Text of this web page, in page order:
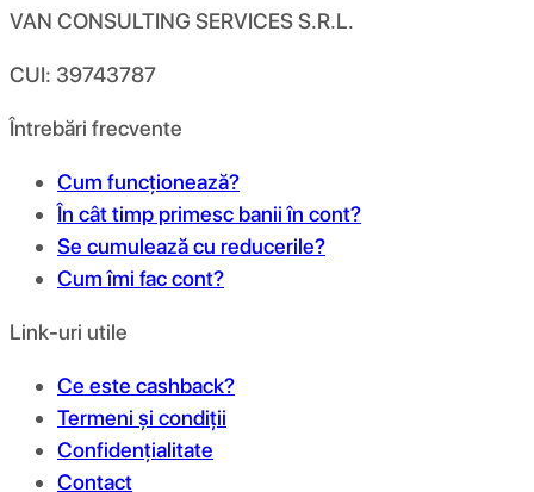
VAN CONSULTING SERVICES S.R.L.
CUI: 39743787
Întrebări frecvente
Cum funcționează?
În cât timp primesc banii în cont?
Se cumulează cu reducerile?
Cum îmi fac cont?
Link-uri utile
Ce este cashback?
Termeni și condiții
Confidențialitate
Contact